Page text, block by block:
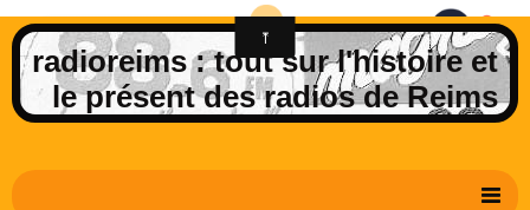
radioreims : tout sur l'histoire et
le présent des radios de Reims